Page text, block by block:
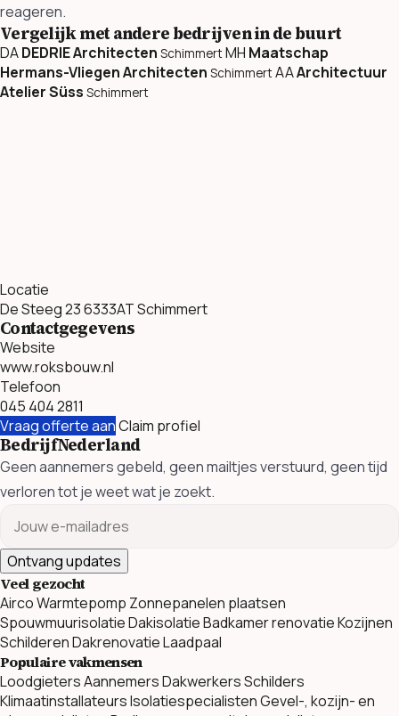
reageren.
Vergelijk met andere bedrijven in de buurt
DADEDRIE Architecten SchimmertMH Maatschap
Hermans-Vliegen Architecten SchimmertAAArchitectuur
Atelier Süss Schimmert
Locatie
De Steeg 23 6333AT Schimmert
Contactgegevens
Website
www.roksbouw.nl
Telefoon
045 404 2811
Vraag offerte aanClaim profiel
BedrijfNederland
Geen aannemers gebeld, geen mailtjes verstuurd, geen tijd
verloren tot je weet wat je zoekt.
Ontvang updates
Veel gezocht
AircoWarmtepomp Zonnepanelen plaatsen
SpouwmuurisolatieDakisolatieBadkamer renovatieKozijnen
SchilderenDakrenovatieLaadpaal
Populaire vakmensen
LoodgietersAannemersDakwerkersSchilders
KlimaatinstallateursIsolatiespecialistenGevel-, kozijn- en